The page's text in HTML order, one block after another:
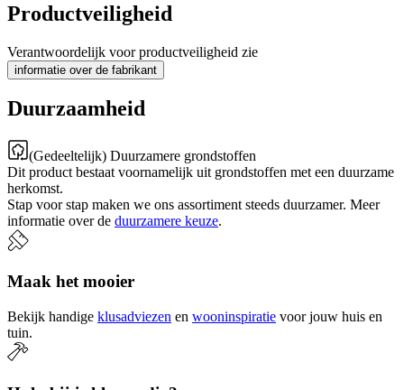
Productveiligheid
Verantwoordelijk voor productveiligheid zie
informatie over de fabrikant
Duurzaamheid
(Gedeeltelijk) Duurzamere grondstoffen
Dit product bestaat voornamelijk uit grondstoffen met een duurzame
herkomst.
Stap voor stap maken we ons assortiment steeds duurzamer. Meer
informatie over de duurzamere keuze.
Maak het mooier
Bekijk handige klusadviezen en wooninspiratie voor jouw huis en
tuin.